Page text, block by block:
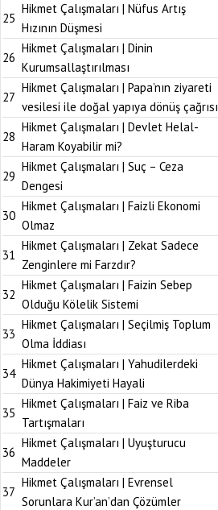
25
Hikmet Çalışmaları | Nüfus Artış
Hızının Düşmesi
26
Hikmet Çalışmaları | Dinin
Kurumsallaştırılması
27
Hikmet Çalışmaları | Papa’nın ziyareti
vesilesi ile doğal yapıya dönüş çağrısı
28
Hikmet Çalışmaları | Devlet Helal-
Haram Koyabilir mi?
29
Hikmet Çalışmaları | Suç – Ceza
Dengesi
30
Hikmet Çalışmaları | Faizli Ekonomi
Olmaz
31
Hikmet Çalışmaları | Zekat Sadece
Zenginlere mi Farzdır?
32
Hikmet Çalışmaları | Faizin Sebep
Olduğu Kölelik Sistemi
33
Hikmet Çalışmaları | Seçilmiş Toplum
Olma İddiası
34
Hikmet Çalışmaları | Yahudilerdeki
Dünya Hakimiyeti Hayali
35
Hikmet Çalışmaları | Faiz ve Riba
Tartışmaları
36
Hikmet Çalışmaları | Uyuşturucu
Maddeler
37
Hikmet Çalışmaları | Evrensel
Sorunlara Kur’an’dan Çözümler